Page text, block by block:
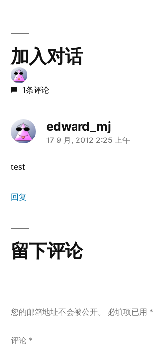
航
加入对话
1条评论
edward_mj
说：
17 9 月, 2012 2:25 上午
test
回复
留下评论
您的邮箱地址不会被公开。 必填项已用 *
评论 *